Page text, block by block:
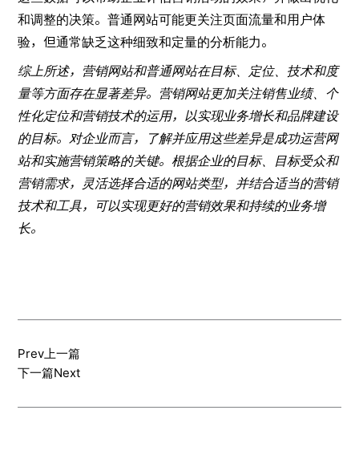
和调整的决策。普通网站可能更关注页面流量和用户体
验，但通常缺乏这种细致和定量的分析能力。
综上所述，营销网站和普通网站在目标、定位、技术和度
量等方面存在显著差异。营销网站更加关注销售业绩、个
性化定位和营销技术的运用，以实现业务增长和品牌建设
的目标。对企业而言，了解并应用这些差异是成功运营网
站和实施营销策略的关键。根据企业的目标、目标受众和
营销需求，灵活选择合适的网站类型，并结合适当的营销
技术和工具，可以实现更好的营销效果和持续的业务增
长。
Prev 上一篇
下一篇Next